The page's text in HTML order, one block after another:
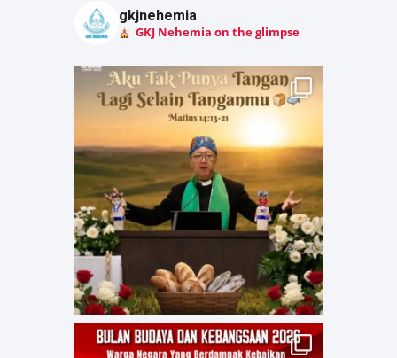
gkjnehemia
GKJ Nehemia on the glimpse